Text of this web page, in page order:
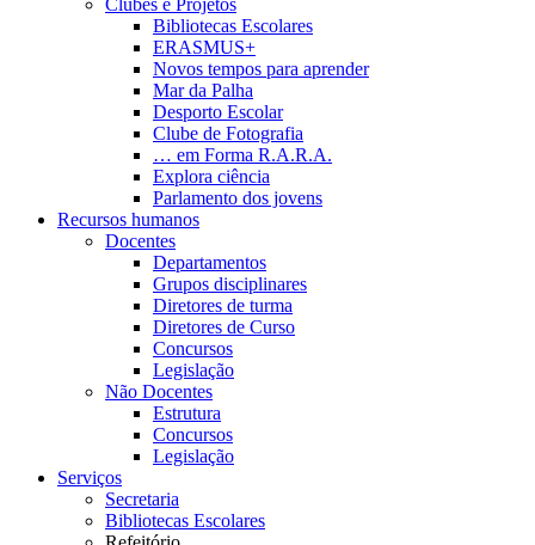
Clubes e Projetos
Bibliotecas Escolares
ERASMUS+
Novos tempos para aprender
Mar da Palha
Desporto Escolar
Clube de Fotografia
… em Forma R.A.R.A.
Explora ciência
Parlamento dos jovens
Recursos humanos
Docentes
Departamentos
Grupos disciplinares
Diretores de turma
Diretores de Curso
Concursos
Legislação
Não Docentes
Estrutura
Concursos
Legislação
Serviços
Secretaria
Bibliotecas Escolares